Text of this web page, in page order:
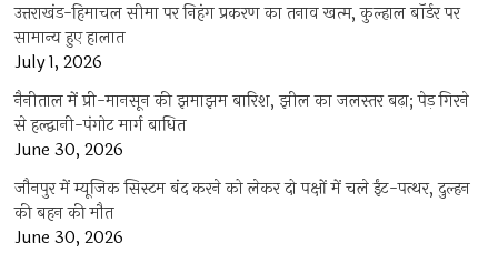
उत्तराखंड-हिमाचल सीमा पर निहंग प्रकरण का तनाव खत्म, कुल्हाल बॉर्डर पर
सामान्य हुए हालात
July 1, 2026
नैनीताल में प्री-मानसून की झमाझम बारिश, झील का जलस्तर बढ़ा; पेड़ गिरने
से हल्द्वानी-पंगोट मार्ग बाधित
June 30, 2026
जौनपुर में म्यूजिक सिस्टम बंद करने को लेकर दो पक्षों में चले ईंट-पत्थर, दुल्हन
की बहन की मौत
June 30, 2026